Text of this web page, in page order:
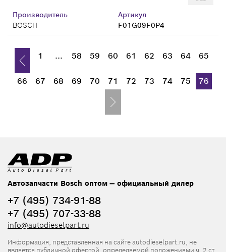
Производитель
BOSCH
Артикул
F01G09F0P4
1 ... 58 59 60 61 62 63 64 65
66 67 68 69 70 71 72 73 74 75 76
Автозапчасти Bosch оптом — официальный дилер
+7 (495) 734-91-88
+7 (495) 707-33-88
info@autodieselpart.ru
Информация, представленная на сайте autodieselpart.ru, не
является публичной офертой, определяемой положениями ч. 2 ст.